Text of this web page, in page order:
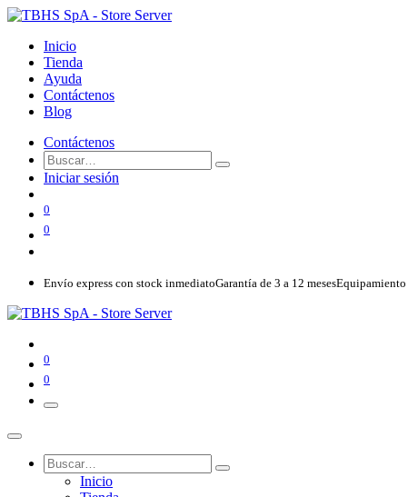
Inicio
Tienda
Ayuda
Contáctenos
Blog
Contáctenos
Iniciar sesión
0
0
Envío express con stock inmediatoGarantía de 3 a 12 mesesEquipamiento
0
0
Inicio